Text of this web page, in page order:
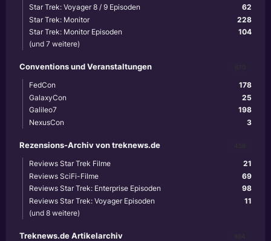
62
Star Trek: Voyager 8 / 9 Episoden
228
Star Trek: Monitor
104
Star Trek: Monitor Episoden
(und 7 weitere)
Conventions und Veranstaltungen
178
FedCon
25
GalaxyCon
198
Galileo7
3
NexusCon
Rezensions-Archiv von treknews.de
21
Reviews Star Trek Filme
69
Reviews SciFi-Filme
98
Reviews Star Trek: Enterprise Episoden
11
Reviews Star Trek: Voyager Episoden
(und 8 weitere)
Treknews.de Artikelarchiv